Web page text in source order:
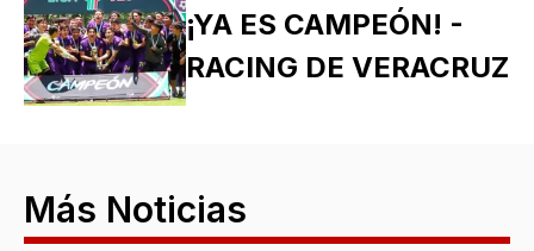
¡YA ES CAMPEÓN! -
RACING DE VERACRUZ
Más Noticias